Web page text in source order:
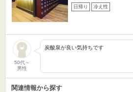
日帰り 冷え性
50代～
男性
炭酸泉が良い気持ちです
関連情報から探す